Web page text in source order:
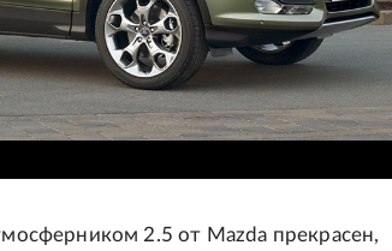
2.5 от Mazda прекрасен,